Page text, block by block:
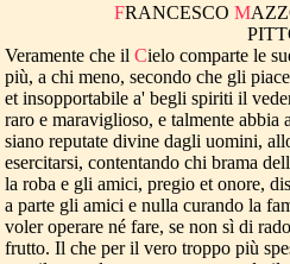
FRANCESCO M
Veramente che il Cielo comparte le
più, a chi meno, secondo che gli
et insopportabile a' begli spiriti il
raro e maraviglioso, e talmente abbia
siano reputate divine dagli uomini,
esercitarsi, contentando chi brama
la roba e gli amici, pregio et onore,
a parte gli amici e nulla curando la
voler operare né fare, se non sì di
frutto. Il che per il vero troppo più